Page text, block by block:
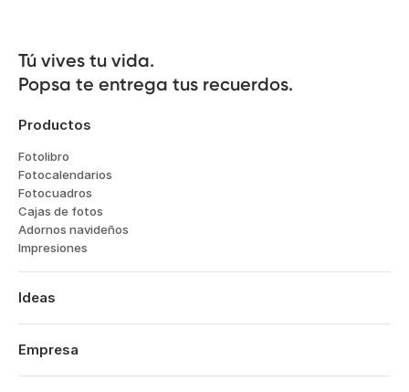
Tú vives tu vida.
Popsa te entrega tus recuerdos.
Productos
Fotolibro
Fotocalendarios
Fotocuadros
Cajas de fotos
Adornos navideños
Impresiones
Ideas
Viajes
Bodas
Empresa
Sobre nosotros